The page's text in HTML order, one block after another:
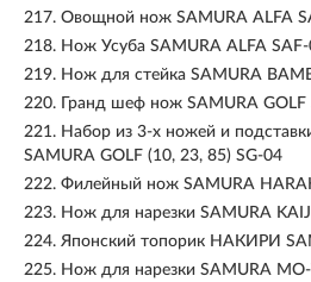
217. Овощной нож SAMURA ALFA
218. Нож Усуба SAMURA ALFA
219. Нож для стейка SAMURA
220.
Гранд шеф нож SAMURA GOLF
221. Набор из 3-х ножей и
SAMURA GOLF (10, 23, 85) SG-04
222. Филейный нож SAMURA
223. Нож для нарезки SAMURA
224. Японский топорик НАКИРИ
225. Нож для нарезки SAMURA